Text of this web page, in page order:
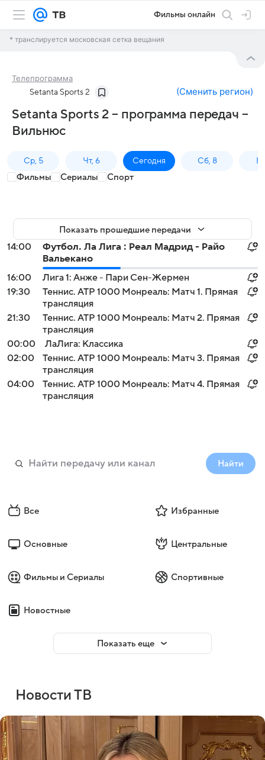
Фильмы онлайн
* транслируется московская сетка вещания
Телепрограмма
Setanta Sports 2 (Сменить регион)
Setanta Sports 2 – программа передач –
Вильнюс
Ср, 5 Чт, 6 Сегодня Сб, 8
Фильмы Сериалы Спорт
Показать прошедшие передачи
14:00
Футбол. Ла Лига : Реал Мадрид - Райо
Вальекано
16:00
Лига 1: Анже - Пари Сен-Жермен
19:30
Теннис. ATP 1000 Монреаль: Матч 1. Прямая
трансляция
21:30
Теннис. ATP 1000 Монреаль: Матч 2. Прямая
трансляция
00:00
ЛаЛига: Классика
02:00
Теннис. ATP 1000 Монреаль: Матч 3. Прямая
трансляция
04:00
Теннис. ATP 1000 Монреаль: Матч 4. Прямая
трансляция
Найти
Все Избранные
Основные Центральные
Фильмы и Сериалы Спортивные
Новостные
Показать еще
Новости ТВ